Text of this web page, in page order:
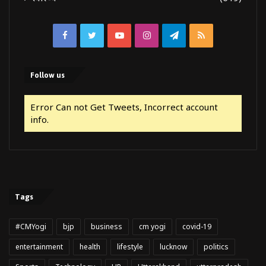
FacebookTwitterYouTubeInstagramTelegram
RSS
Follow us
Error Can not Get Tweets, Incorrect account
info.
Tags
#CMYogi bjp business cm yogi
covid-19
entertainment
health lifestyle lucknow
politics